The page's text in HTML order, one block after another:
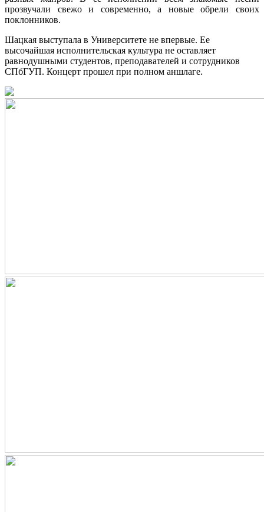
прозвучали свежо и современно, а новые обрели своих
поклонников.
Шацкая выступала в Университете не впервые. Ее
высочайшая исполнительская культура не оставляет
равнодушными студентов, преподавателей и сотрудников
СПбГУП. Концерт прошел при полном аншлаге.